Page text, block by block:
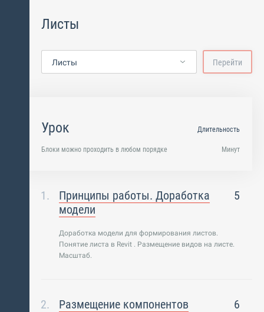
Листы
Листы Перейти
Урок
Блоки можно проходить в любом порядке
Длительность
Минут
Принципы работы. Доработка
модели
5
Доработка модели для формирования листов.
Понятие листа в Revit . Размещение видов на листе.
Масштаб.
Размещение компонентов 6